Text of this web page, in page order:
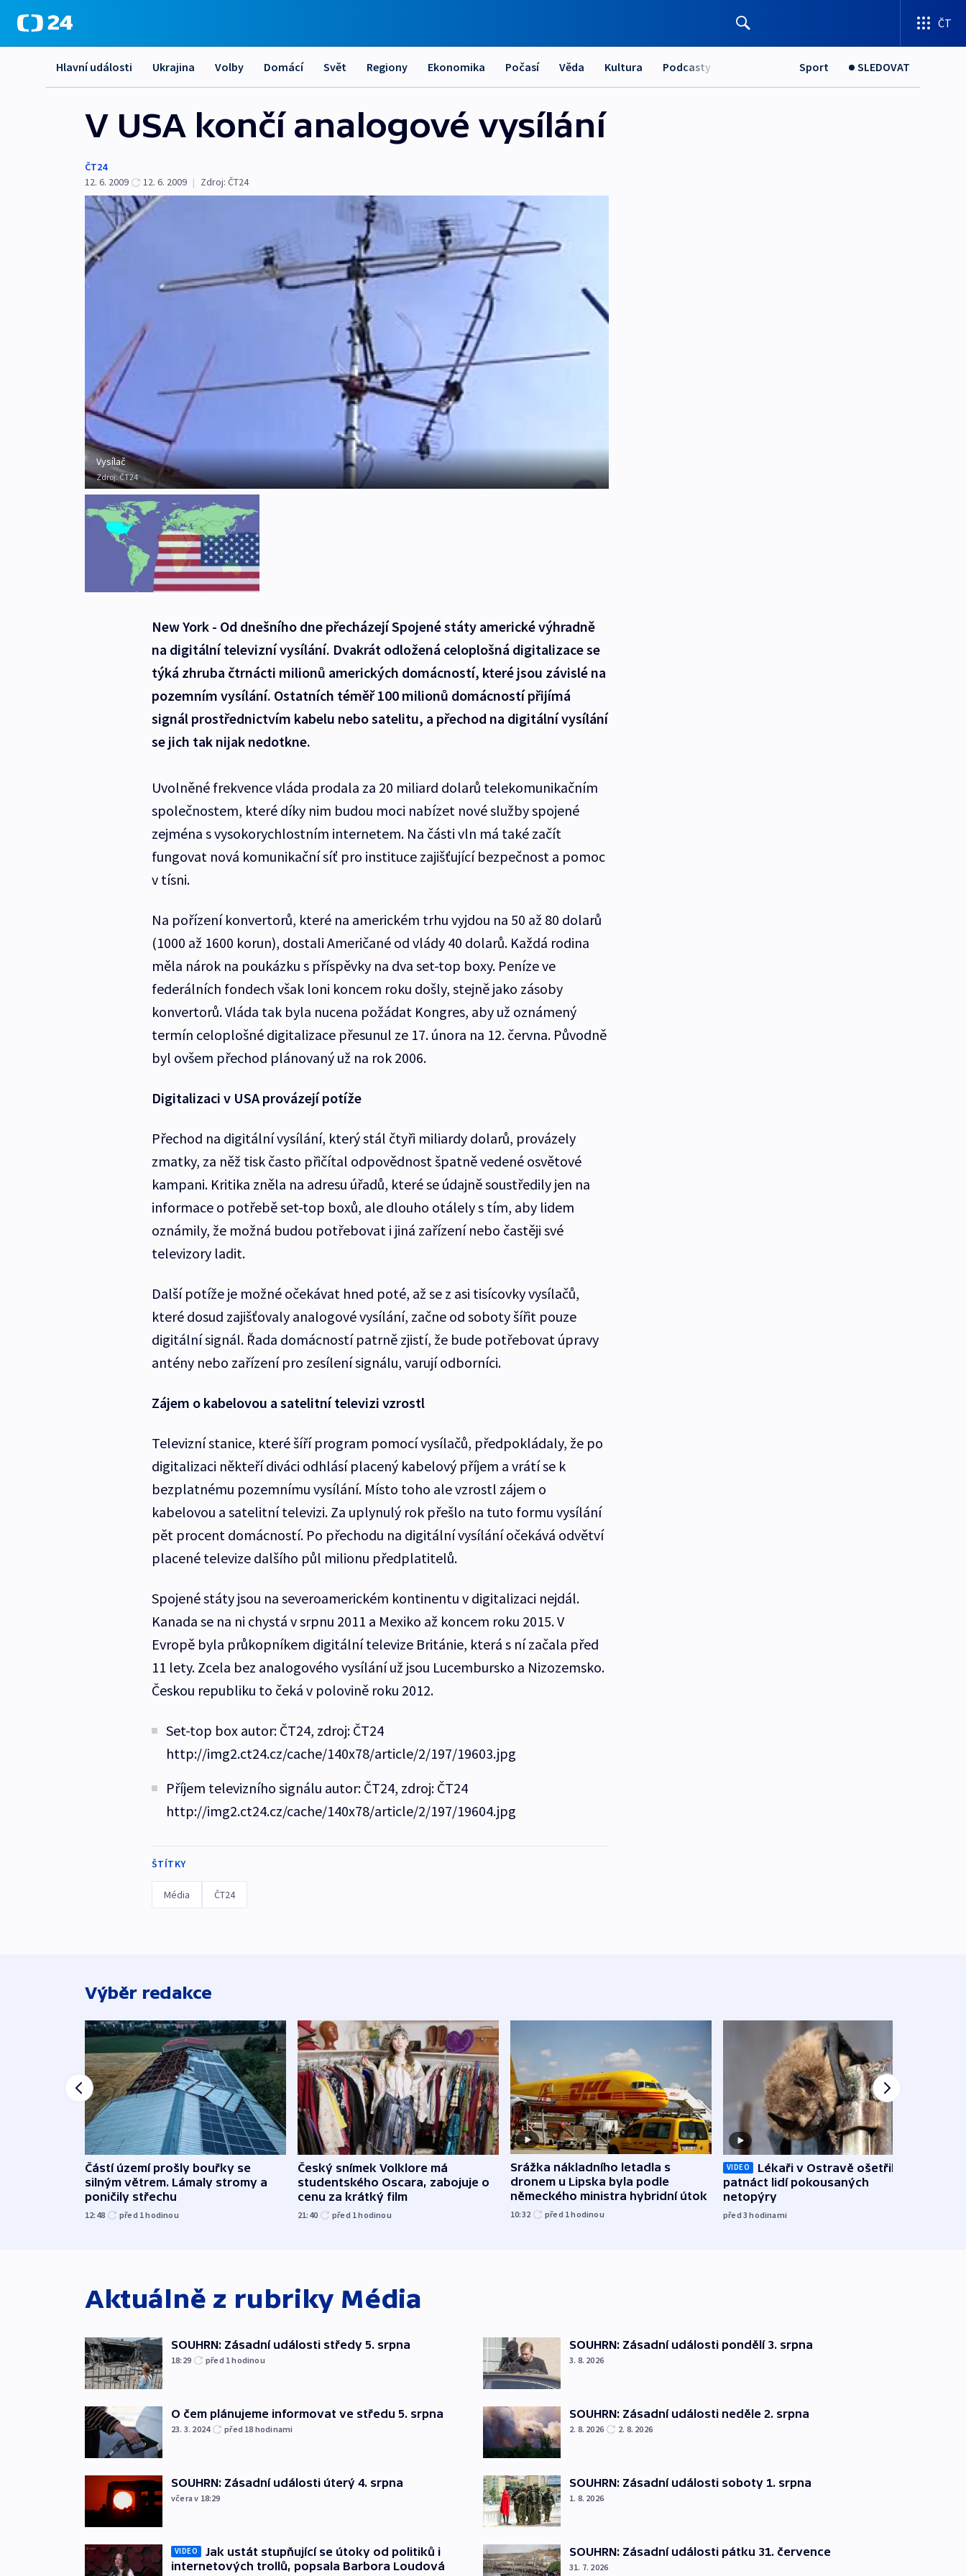
ČT
Hlavní události Ukrajina Volby Domácí Svět Regiony Ekonomika Počasí Věda Kultura Podcasty Sport SLEDOVAT
V USA končí analogové vysílání
ČT24
12. 6. 2009
12. 6. 2009 | Zdroj: ČT24
Vysílač
Zdroj:ČT24
New York - Od dnešního dne přecházejí Spojené státy americké výhradně
na digitální televizní vysílání. Dvakrát odložená celoplošná digitalizace se
týká zhruba čtrnácti milionů amerických domácností, které jsou závislé na
pozemním vysílání. Ostatních téměř 100 milionů domácností přijímá
signál prostřednictvím kabelu nebo satelitu, a přechod na digitální vysílání
se jich tak nijak nedotkne.
Uvolněné frekvence vláda prodala za 20 miliard dolarů telekomunikačním
společnostem, které díky nim budou moci nabízet nové služby spojené
zejména s vysokorychlostním internetem. Na části vln má také začít
fungovat nová komunikační síť pro instituce zajišťující bezpečnost a pomoc
v tísni.
Na pořízení konvertorů, které na americkém trhu vyjdou na 50 až 80 dolarů
(1000 až 1600 korun), dostali Američané od vlády 40 dolarů. Každá rodina
měla nárok na poukázku s příspěvky na dva set-top boxy. Peníze ve
federálních fondech však loni koncem roku došly, stejně jako zásoby
konvertorů. Vláda tak byla nucena požádat Kongres, aby už oznámený
termín celoplošné digitalizace přesunul ze 17. února na 12. června. Původně
byl ovšem přechod plánovaný už na rok 2006.
Digitalizaci v USA provázejí potíže
Přechod na digitální vysílání, který stál čtyři miliardy dolarů, provázely
zmatky, za něž tisk často přičítal odpovědnost špatně vedené osvětové
kampani. Kritika zněla na adresu úřadů, které se údajně soustředily jen na
informace o potřebě set-top boxů, ale dlouho otálely s tím, aby lidem
oznámily, že možná budou potřebovat i jiná zařízení nebo častěji své
televizory ladit.
Další potíže je možné očekávat hned poté, až se z asi tisícovky vysílačů,
které dosud zajišťovaly analogové vysílání, začne od soboty šířit pouze
digitální signál. Řada domácností patrně zjistí, že bude potřebovat úpravy
antény nebo zařízení pro zesílení signálu, varují odborníci.
Zájem o kabelovou a satelitní televizi vzrostl
Televizní stanice, které šíří program pomocí vysílačů, předpokládaly, že po
digitalizaci někteří diváci odhlásí placený kabelový příjem a vrátí se k
bezplatnému pozemnímu vysílání. Místo toho ale vzrostl zájem o
kabelovou a satelitní televizi. Za uplynulý rok přešlo na tuto formu vysílání
pět procent domácností. Po přechodu na digitální vysílání očekává odvětví
placené televize dalšího půl milionu předplatitelů.
Spojené státy jsou na severoamerickém kontinentu v digitalizaci nejdál.
Kanada se na ni chystá v srpnu 2011 a Mexiko až koncem roku 2015. V
Evropě byla průkopníkem digitální televize Británie, která s ní začala před
11 lety. Zcela bez analogového vysílání už jsou Lucembursko a Nizozemsko.
Českou republiku to čeká v polovině roku 2012.
Set-top box autor: ČT24, zdroj: ČT24
http://img2.ct24.cz/cache/140x78/article/2/197/19603.jpg
Příjem televizního signálu autor: ČT24, zdroj: ČT24
http://img2.ct24.cz/cache/140x78/article/2/197/19604.jpg
ŠTÍTKY
Média ČT24
Výběr redakce
Částí území prošly bouřky se
silným větrem. Lámaly stromy a
poničily střechu
12:48 před 1hodinou
Český snímek Volklore má
studentského Oscara, zabojuje o
cenu za krátký film
21:40 před 1hodinou
Srážka nákladního letadla s
dronem u Lipska byla podle
německého ministra hybridní útok
10:32 před 1hodinou
VIDEO
Lékaři v Ostravě ošetřili už
patnáct lidí pokousaných
netopýry
před 3hodinami
Aktuálně z rubriky Média
SOUHRN: Zásadní události středy 5. srpna
18:29 před 1hodinou
O čem plánujeme informovat ve středu 5. srpna
23. 3. 2024 před 18 hodinami
SOUHRN: Zásadní události úterý 4. srpna
včera v 18:29
VIDEO
Jak ustát stupňující se útoky od politiků i
internetových trollů, popsala Barbora Loudová
SOUHRN: Zásadní události pondělí 3. srpna
3. 8. 2026
SOUHRN: Zásadní události neděle 2. srpna
2. 8. 2026 2. 8. 2026
SOUHRN: Zásadní události soboty 1. srpna
1. 8. 2026
SOUHRN: Zásadní události pátku 31. července
31. 7. 2026